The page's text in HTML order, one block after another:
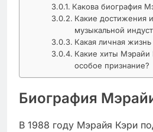
Какова биография
Какие достижения
музыкальной
Какая личная
Какие хиты Мэрайи
особое признание?
Биография
В 1988 году Мэрайя Кэри